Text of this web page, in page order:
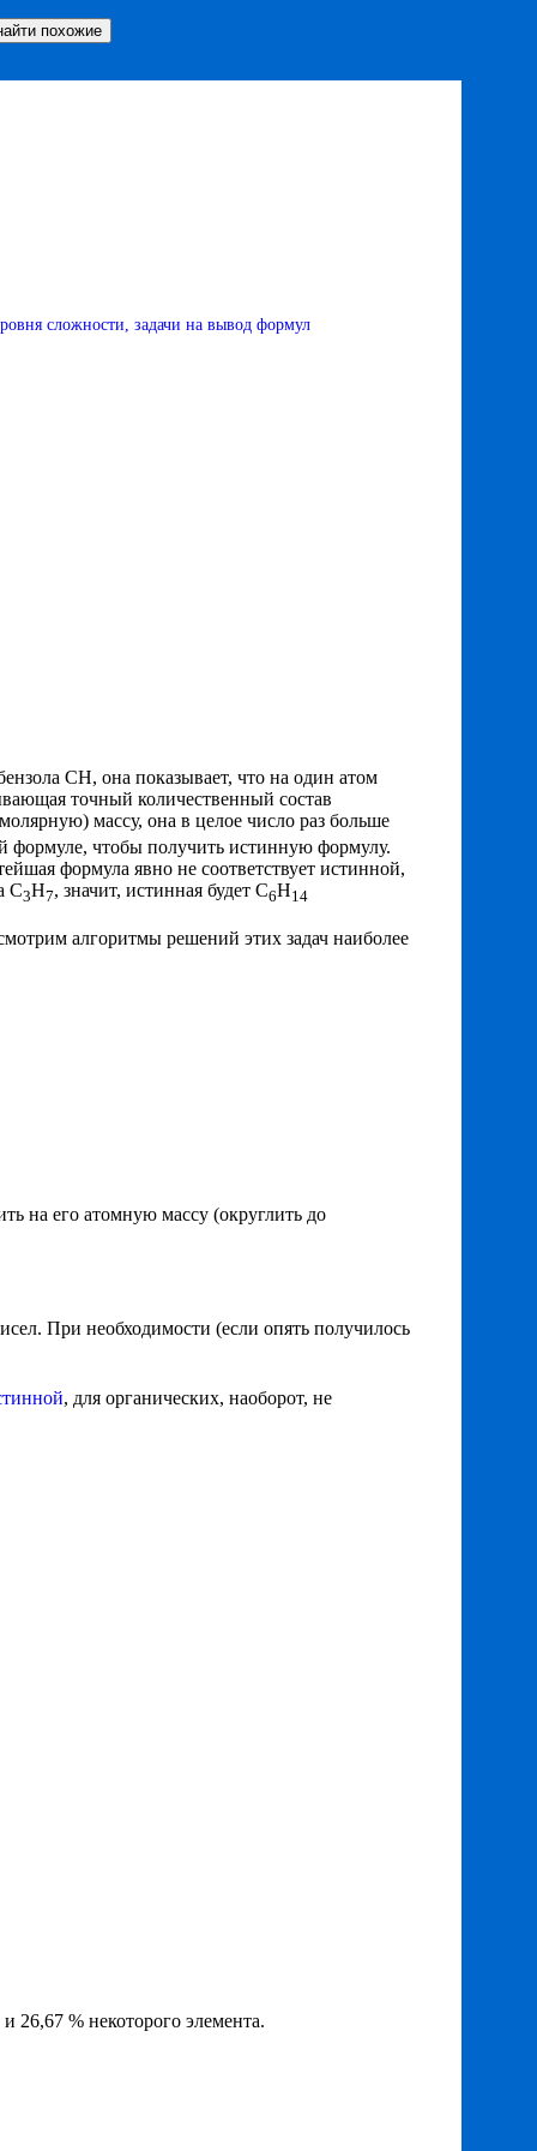
сложности, задачи на вывод формул
СН, она показывает, что на один атом
точный количественный состав
массу, она в целое число раз больше
чтобы получить истинную формулу.
формула явно не соответствует истинной,
С3Н7, значит, истинная будет С6Н14
алгоритмы решений этих задач наиболее
на его атомную массу (округлить до
При необходимости (если опять получилось
, для органических, наоборот, не
26,67 % некоторого элемента.